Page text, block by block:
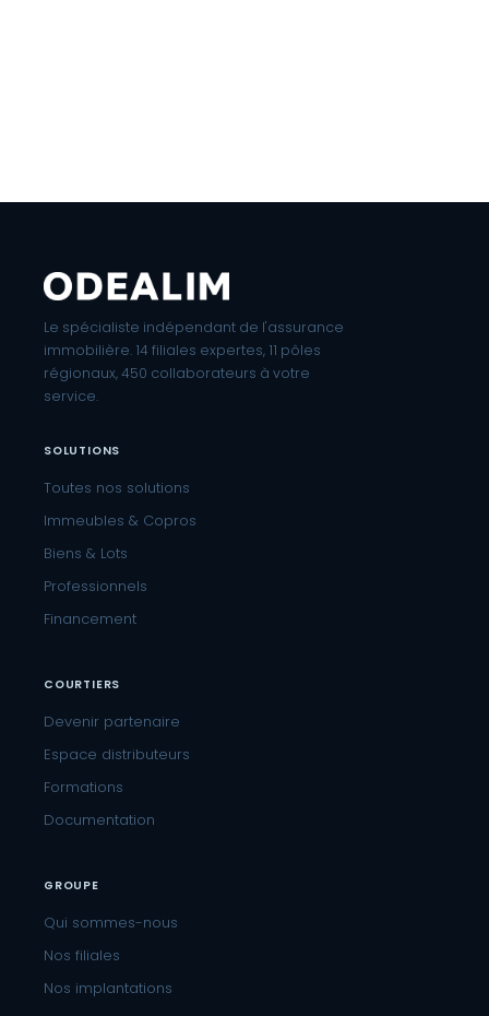
Le spécialiste indépendant de l'assurance
immobilière. 14 filiales expertes, 11 pôles
régionaux, 450 collaborateurs à votre
service.
SOLUTIONS
Toutes nos solutions
Immeubles & Copros
Biens & Lots
Professionnels
Financement
COURTIERS
Devenir partenaire
Espace distributeurs
Formations
Documentation
GROUPE
Qui sommes-nous
Nos filiales
Nos implantations